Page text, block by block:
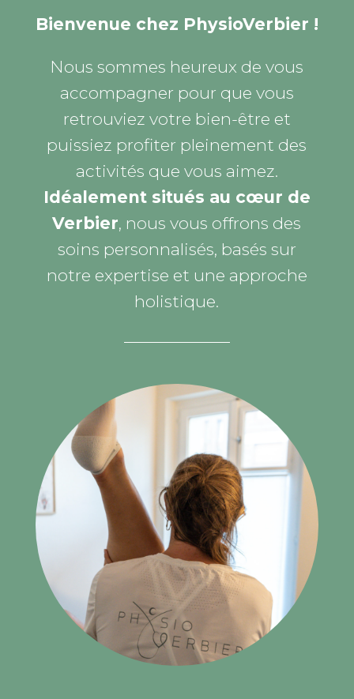
Bienvenue chez PhysioVerbier !
Nous sommes heureux de vous
accompagner pour que vous
retrouviez votre bien-être et
puissiez profiter pleinement des
activités que vous aimez.
Idéalement situés au cœur de
Verbier, nous vous offrons des
soins personnalisés, basés sur
notre expertise et une approche
holistique.